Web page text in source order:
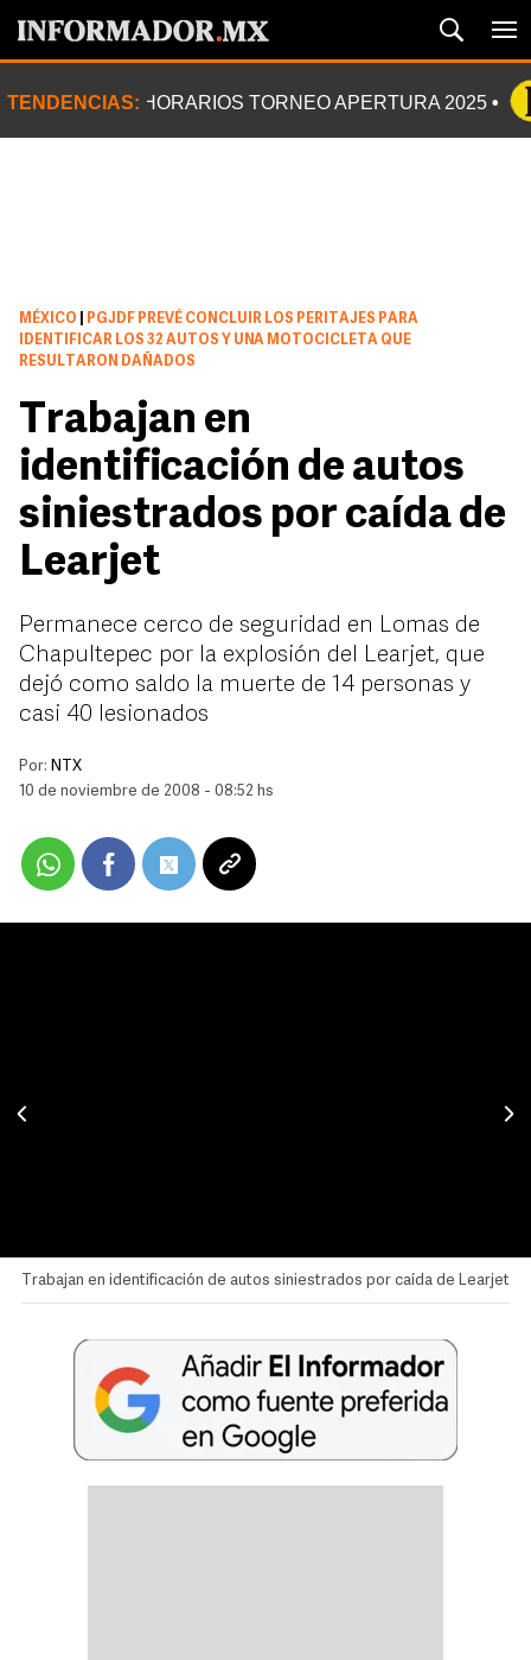
TENDENCIAS: HORARIOS TORNEO APERTURA 2025
MÉXICO
PGJDF PREVÉ CONCLUIR LOS PERITAJES PARA
IDENTIFICAR LOS 32 AUTOS Y UNA MOTOCICLETA QUE
RESULTARON DAÑADOS
Trabajan en
identificación de autos
siniestrados por caída de
Learjet
Permanece cerco de seguridad en Lomas de
Chapultepec por la explosión del Learjet, que
dejó como saldo la muerte de 14 personas y
casi 40 lesionados
Por: NTX
10 de noviembre de 2008 - 08:52 hs
Trabajan en identificación de autos siniestrados por caída de Learjet